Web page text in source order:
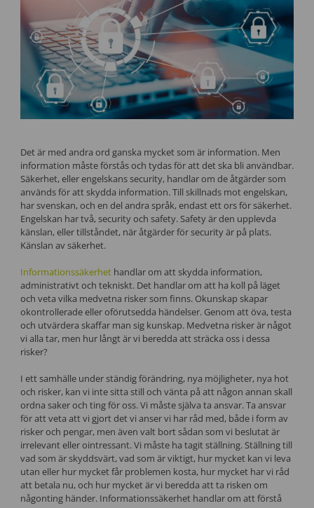
Det är med andra ord ganska mycket som är information. Men
information måste förstås och tydas för att det ska bli användbar.
Säkerhet, eller engelskans security, handlar om de åtgärder som
används för att skydda information. Till skillnads mot engelskan,
har svenskan, och en del andra språk, endast ett ors för säkerhet.
Engelskan har två, security och safety. Safety är den upplevda
känslan, eller tillståndet, när åtgärder för security är på plats.
Känslan av säkerhet.
Informationssäkerhethandlar om att skydda information,
administrativt och tekniskt. Det handlar om att ha koll på läget
och veta vilka medvetna risker som finns. Okunskap skapar
okontrollerade eller oförutsedda händelser. Genom att öva, testa
och utvärdera skaffar man sig kunskap. Medvetna risker är något
vi alla tar, men hur långt är vi beredda att sträcka oss i dessa
risker?
I ett samhälle under ständig förändring, nya möjligheter, nya hot
och risker, kan vi inte sitta still och vänta på att någon annan skall
ordna saker och ting för oss. Vi måste själva ta ansvar. Ta ansvar
för att veta att vi gjort det vi anser vi har råd med, både i form av
risker och pengar, men även valt bort sådan som vi beslutat är
irrelevant eller ointressant. Vi måste ha tagit ställning. Ställning till
vad som är skyddsvärt, vad som är viktigt, hur mycket kan vi leva
utan eller hur mycket får problemen kosta, hur mycket har vi råd
att betala nu, och hur mycket är vi beredda att ta risken om
någonting händer. Informationssäkerhet handlar om att förstå